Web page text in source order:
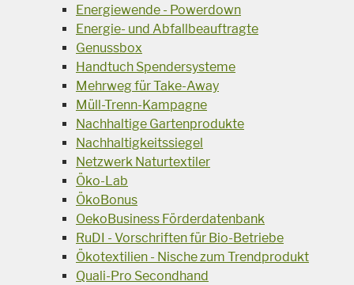
Energiewende - Powerdown
Energie- und Abfallbeauftragte
Genussbox
Handtuch Spendersysteme
Mehrweg für Take-Away
Müll-Trenn-Kampagne
Nachhaltige Gartenprodukte
Nachhaltigkeitssiegel
Netzwerk Naturtextiler
Öko-Lab
ÖkoBonus
OekoBusiness Förderdatenbank
RuDI - Vorschriften für Bio-Betriebe
Ökotextilien - Nische zum Trendprodukt
Quali-Pro Secondhand